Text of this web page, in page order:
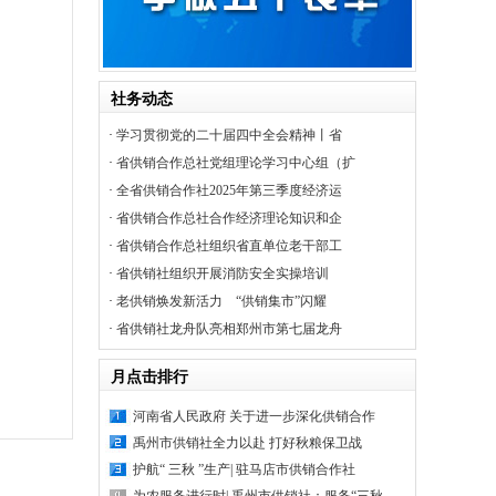
社务动态
· 学习贯彻党的二十届四中全会精神丨省
· 省供销合作总社党组理论学习中心组（扩
· 全省供销合作社2025年第三季度经济运
· 省供销合作总社合作经济理论知识和企
· 省供销合作总社组织省直单位老干部工
· 省供销社组织开展消防安全实操培训
· 老供销焕发新活力 “供销集市”闪耀
· 省供销社龙舟队亮相郑州市第七届龙舟
月点击排行
河南省人民政府 关于进一步深化供销合作
禹州市供销社全力以赴 打好秋粮保卫战
护航“ 三秋 ”生产| 驻马店市供销合作社